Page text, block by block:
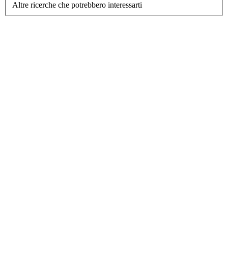
Altre ricerche che potrebbero interessarti